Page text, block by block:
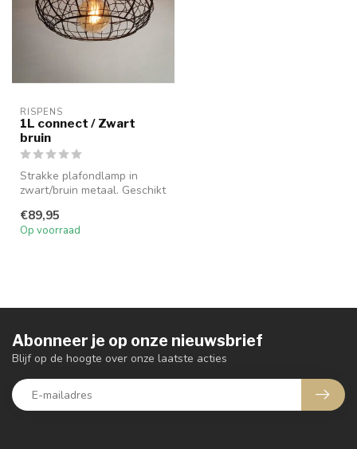
RISPENS
1L connect / Zwart
bruin
Strakke plafondlamp in
zwart/bruin metaal. Geschikt
wandmontage....
€89,95
Op voorraad
Abonneer je op onze nieuwsbrief
Blijf op de hoogte over onze laatste acties